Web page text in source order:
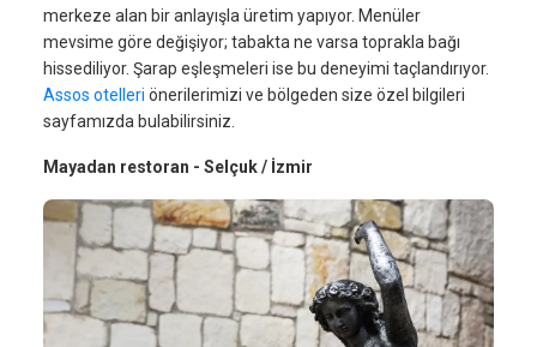
merkeze alan bir anlayışla üretim yapıyor. Menüler
mevsime göre değişiyor; tabakta ne varsa toprakla bağı
hissediliyor. Şarap eşleşmeleri ise bu deneyimi taçlandırıyor.
Assos otelleri önerilerimizi ve bölgeden size özel bilgileri
sayfamızda bulabilirsiniz.
Mayadan restoran - Selçuk / İzmir